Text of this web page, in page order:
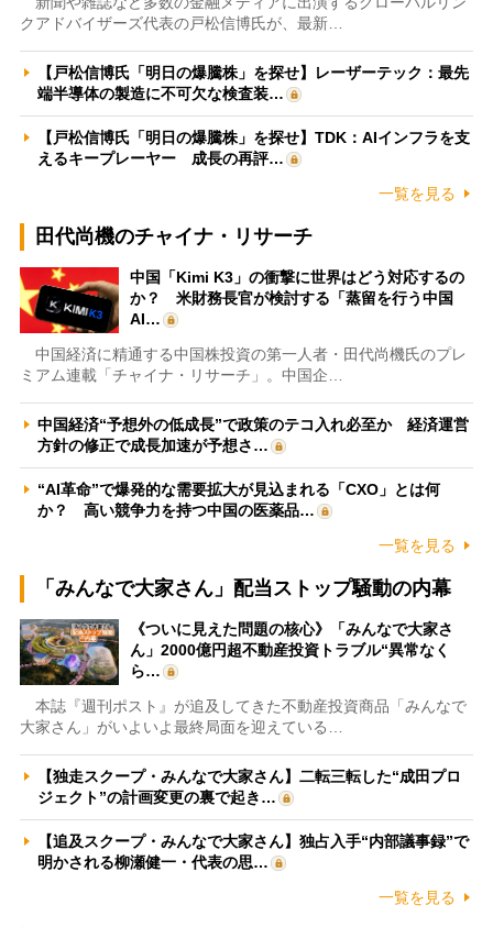
クアドバイザーズ代表の戸松信博氏が、最新…
【戸松信博氏「明日の爆騰株」を探せ】レーザーテック：最先
端半導体の製造に不可欠な検査装…
【戸松信博氏「明日の爆騰株」を探せ】TDK：AIインフラを支
えるキープレーヤー 成長の再評…
一覧を見る
田代尚機のチャイナ・リサーチ
中国「Kimi K3」の衝撃に世界はどう対応するの
か？ 米財務長官が検討する「蒸留を行う中国
AI…
中国経済に精通する中国株投資の第一人者・田代尚機氏のプレ
ミアム連載「チャイナ・リサーチ」。中国企…
中国経済“予想外の低成長”で政策のテコ入れ必至か 経済運営
方針の修正で成長加速が予想さ…
“AI革命”で爆発的な需要拡大が見込まれる「CXO」とは何
か？ 高い競争力を持つ中国の医薬品…
一覧を見る
「みんなで大家さん」配当ストップ騒動の内幕
《ついに見えた問題の核心》「みんなで大家さ
ん」2000億円超不動産投資トラブル“異常なく
ら…
本誌『週刊ポスト』が追及してきた不動産投資商品「みんなで
大家さん」がいよいよ最終局面を迎えている…
【独走スクープ・みんなで大家さん】二転三転した“成田プロ
ジェクト”の計画変更の裏で起き…
【追及スクープ・みんなで大家さん】独占入手“内部議事録”で
明かされる柳瀬健一・代表の思…
一覧を見る